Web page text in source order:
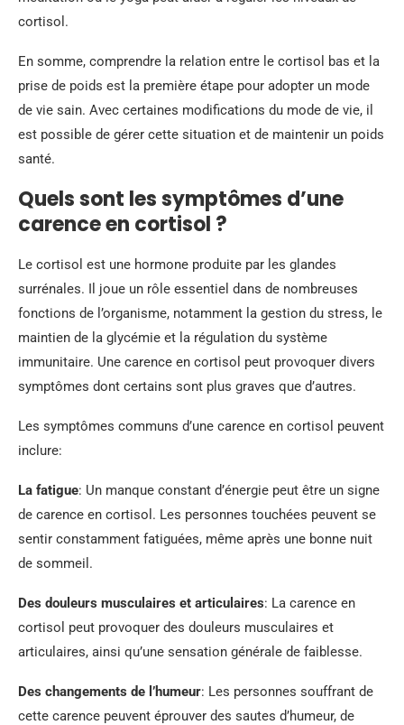
cortisol.
En somme, comprendre la relation entre le cortisol bas et la
prise de poids est la première étape pour adopter un mode
de vie sain. Avec certaines modifications du mode de vie, il
est possible de gérer cette situation et de maintenir un poids
santé.
Quels sont les symptômes d’une
carence en cortisol ?
Le cortisol est une hormone produite par les glandes
surrénales. Il joue un rôle essentiel dans de nombreuses
fonctions de l’organisme, notamment la gestion du stress, le
maintien de la glycémie et la régulation du système
immunitaire. Une carence en cortisol peut provoquer divers
symptômes dont certains sont plus graves que d’autres.
Les symptômes communs d’une carence en cortisol peuvent
inclure:
La fatigue: Un manque constant d’énergie peut être un signe
de carence en cortisol. Les personnes touchées peuvent se
sentir constamment fatiguées, même après une bonne nuit
de sommeil.
Des douleurs musculaires et articulaires: La carence en
cortisol peut provoquer des douleurs musculaires et
articulaires, ainsi qu’une sensation générale de faiblesse.
Des changements de l’humeur: Les personnes souffrant de
cette carence peuvent éprouver des sautes d’humeur, de